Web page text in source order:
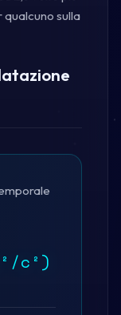
sulla
c²)